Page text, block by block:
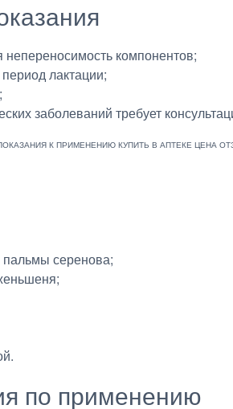
непереносимость компонентов;
лактации;
заболеваний требует
пальмы серенова;
по применению